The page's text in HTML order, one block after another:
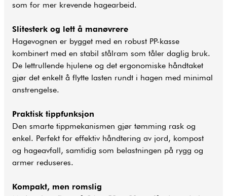
som for mer krevende hagearbeid.
Slitesterk og lett å manøvrere
Hagevognen er bygget med en robust PP-kasse
kombinert med en stabil stålram som tåler daglig bruk.
De lett­rullende hjulene og det ergonomiske håndtaket
gjør det enkelt å flytte lasten rundt i hagen med minimal
anstrengelse.
Praktisk tippfunksjon
Den smarte tippmekanismen gjør tømming rask og
enkel. Perfekt for effektiv håndtering av jord, kompost
og hageavfall, samtidig som belastningen på rygg og
armer reduseres.
Kompakt, men romslig